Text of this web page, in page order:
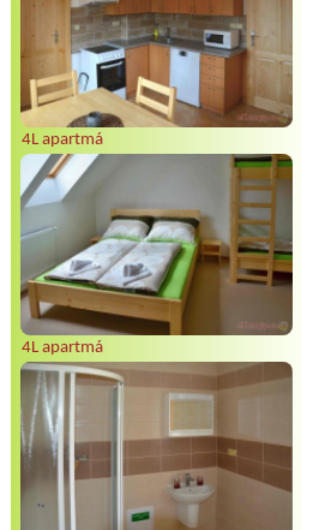
4L apartmá
4L apartmá